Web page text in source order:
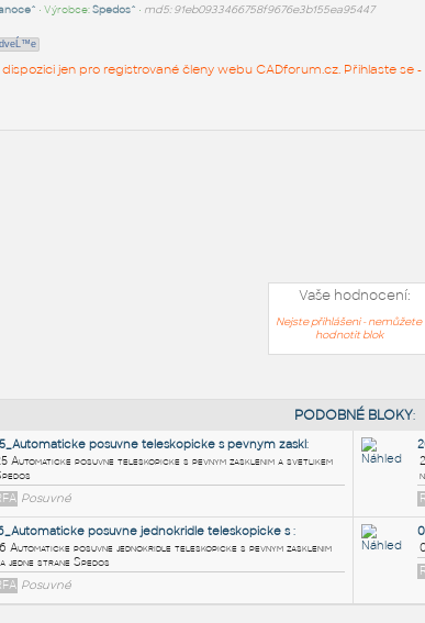
• Výrobce:Spedos^ • md5: 91eb0933466758f9676e3b155ea95447
dveĹ™e
dispozici jen pro registrované členy webu CADforum.cz. Přihlaste se -
Vaše hodnocení:
Nejste přihlášeni - nemůžete
hodnotit blok